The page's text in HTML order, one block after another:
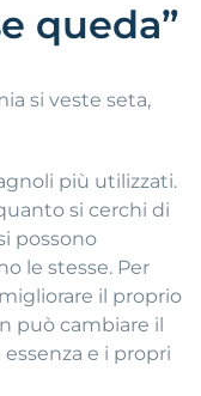
queda”
si veste seta,
più utilizzati.
si cerchi di
possono
le stesse. Per
il proprio
può cambiare il
e i propri